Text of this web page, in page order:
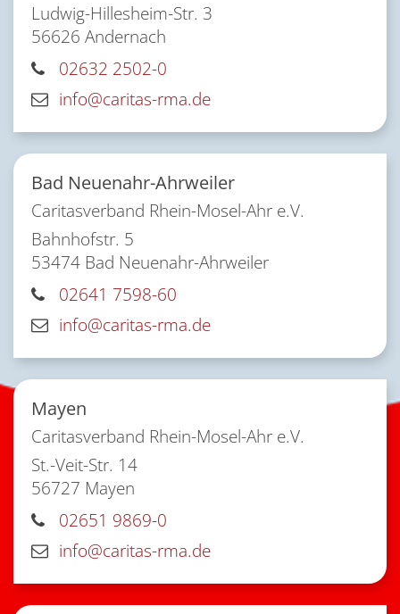
Ludwig-Hillesheim-Str. 3
56626 Andernach
02632 2502-0
info@caritas-rma.de
Bad Neuenahr-Ahrweiler
Caritasverband Rhein-Mosel-Ahr e.V.
Bahnhofstr. 5
53474 Bad Neuenahr-Ahrweiler
02641 7598-60
info@caritas-rma.de
Mayen
Caritasverband Rhein-Mosel-Ahr e.V.
St.-Veit-Str. 14
56727 Mayen
02651 9869-0
info@caritas-rma.de